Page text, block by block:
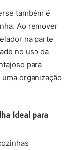
também é
Ao remover
na parte
no uso da
para
organização
Ideal para